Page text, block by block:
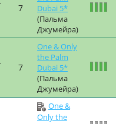
7
Dubai 5*
(Пальма
Джумейра)
7
One & Only
the Palm
Dubai 5*
(Пальма
Джумейра)
One &
Only the